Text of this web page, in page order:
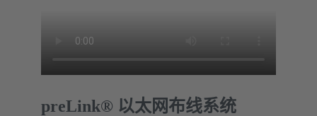
preLink® 以太网布线系统